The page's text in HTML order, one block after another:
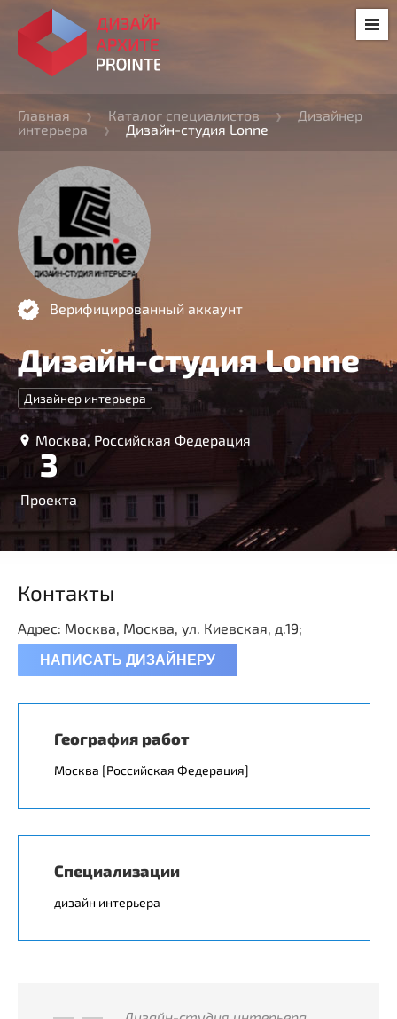
Главная Каталог специалистов
Дизайнер
интерьера
Дизайн-студия Lonne
Верифицированный аккаунт
Дизайн-студия Lonne
Дизайнер интерьера
Москва, Российская Федерация
3
Проекта
Контакты
Адрес: Москва, Москва, ул. Киевская, д.19;
НАПИСАТЬ ДИЗАЙНЕРУ
География работ
Москва [Российская Федерация]
Специализации
дизайн интерьера